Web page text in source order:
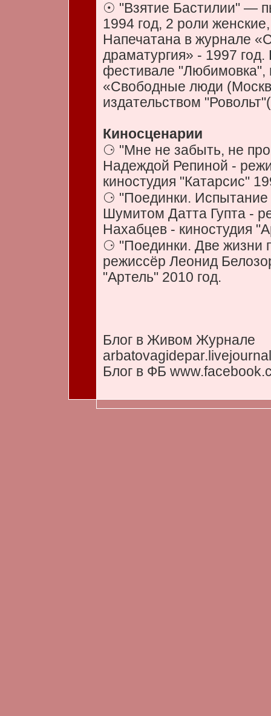
☉ "Взятие Бастилии" —
1994 год, 2 роли
Напечатана в журнале
драматургия» - 1997
фестивале "Любимовка",
«Свободные люди
издательством
Киносценарии
⚆ "Мне не забыть, не
Надеждой Репиной -
киностудия "Катарсис"
⚆ "Поединки. Испытание
Шумитом Датта Гупта -
Нахабцев - киностудия
⚆ "Поединки. Две жизни
режиссёр Леонид
"Артель" 2010 год.
Блог в Живом Журнале
Блог в ФБ